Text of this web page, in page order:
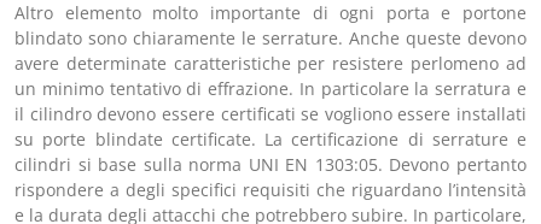
Altro elemento molto importante di ogni porta e portone
blindato sono chiaramente le serrature. Anche queste devono
avere determinate caratteristiche per resistere perlomeno ad
un minimo tentativo di effrazione. In particolare la serratura e
il cilindro devono essere certificati se vogliono essere installati
su porte blindate certificate. La certificazione di serrature e
cilindri si base sulla norma UNI EN 1303:05. Devono pertanto
rispondere a degli specifici requisiti che riguardano l’intensità
e la durata degli attacchi che potrebbero subire. In particolare,